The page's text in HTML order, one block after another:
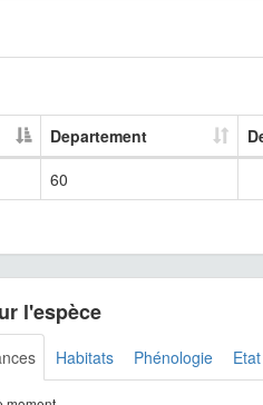
Departement
60
l'espèce
Habitats Phénologie